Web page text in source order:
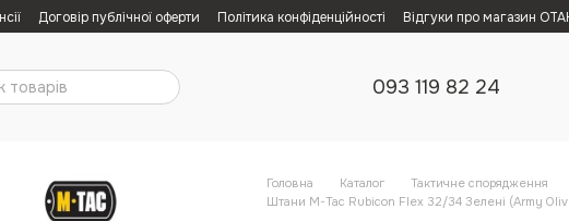
Договір публічної оферти Політика конфіденційності Відгуки про магазин
093 119 82 24
Головна Каталог Тактичне спорядження
Штани M-Tac Rubicon Flex 32/34 Зелені (Army